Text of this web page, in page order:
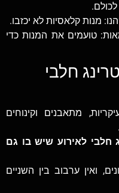
מנות קלאסיות לא יכזבו.
טועמים את המנות כדי
חלבי
מתאבנים וקינוחים
חלבי לאירוע שיש בו גם
ואין ערבוב בין השניים